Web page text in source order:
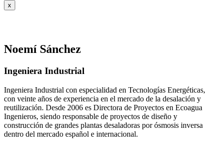
x
Noemí Sánchez
Ingeniera Industrial
Ingeniera Industrial con especialidad en Tecnologías Energéticas,
con veinte años de experiencia en el mercado de la desalación y
reutilización. Desde 2006 es Directora de Proyectos en Ecoagua
Ingenieros, siendo responsable de proyectos de diseño y
construcción de grandes plantas desaladoras por ósmosis inversa
dentro del mercado español e internacional.